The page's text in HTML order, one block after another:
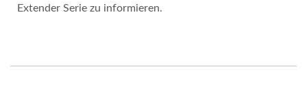
Extender Serie zu informieren.